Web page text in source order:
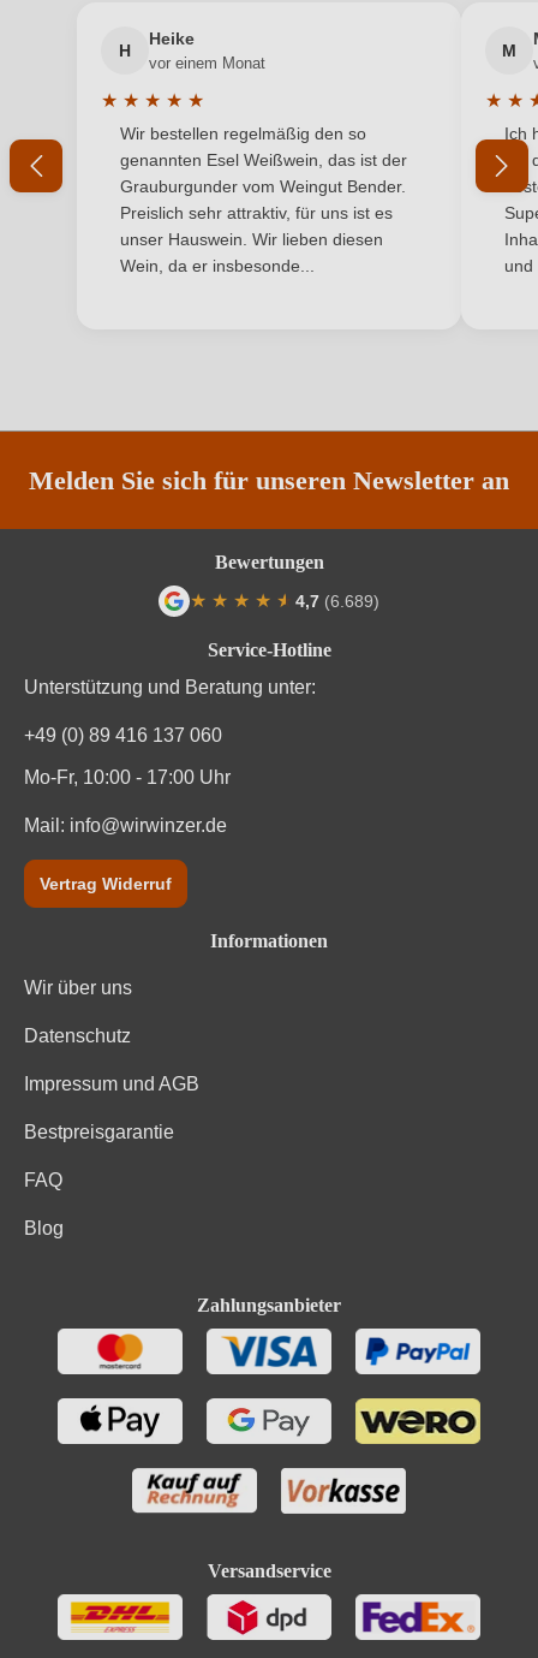
Region Rheinhessen
Restzucker in g/L 64,8 g/L
Traubenfarbe Weiß
Ihre E-Mail-Adresse
Ihr Passwort
Ich habe mein Passwort vergessen
H
Heike
vor einem Monat
★ ★ ★ ★ ★
Durchschnittliche Bewertung von 5 von 5 Sternen
Wir bestellen regelmäßig den so
genannten Esel Weißwein, das ist der
Grauburgunder vom Weingut Bender.
Preislich sehr attraktiv, für uns ist es
unser Hauswein. Wir lieben diesen
Wein, da er insbesonde...
M
★ ★
Ich
mit
und
Melden Sie sich für unseren Newsletter an
Service-Hotline
Unterstützung und Beratung unter:
+49 (0) 89 416 137 060
Mo-Fr, 10:00 - 17:00 Uhr
Mail: info@wirwinzer.de
Vertrag Widerruf
Informationen
Wir über uns
Datenschutz
Impressum und AGB
Bestpreisgarantie
FAQ
Blog
Zahlungsanbieter
Versandservice
Bewertungen
★ ★ ★ ★ ★
★ 4,7 (6.689)